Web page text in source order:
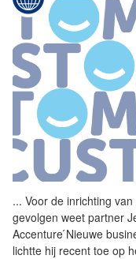
... Voor de inrichting van
gevolgen weet partner
Accenture ́Nieuwe
lichtte hij recent toe op